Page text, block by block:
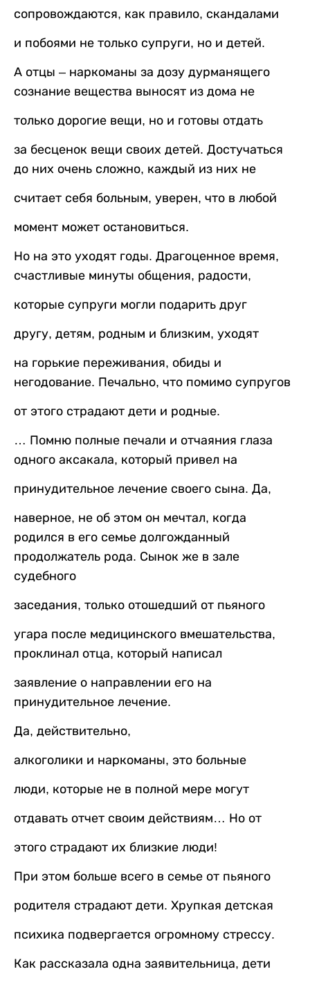
сопровождаются, как правило, скандалами
и побоями не только супруги, но и детей.
А отцы – наркоманы за дозу дурманящего
сознание вещества выносят из дома не
только дорогие вещи, но и готовы отдать
за бесценок вещи своих детей. Достучаться
до них очень сложно, каждый из них не
считает себя больным, уверен, что в любой
момент может остановиться.
Но на это уходят годы. Драгоценное время,
счастливые минуты общения, радости,
которые супруги могли подарить друг
другу, детям, родным и близким, уходят
на горькие переживания, обиды и
негодование. Печально, что помимо супругов
от этого страдают дети и родные.
… Помню полные печали и отчаяния глаза
одного аксакала, который привел на
принудительное лечение своего сына. Да,
наверное, не об этом он мечтал, когда
родился в его семье долгожданный
продолжатель рода. Сынок же в зале
судебного
заседания, только отошедший от пьяного
угара после медицинского вмешательства,
проклинал отца, который написал
заявление о направлении его на
принудительное лечение.
Да, действительно,
алкоголики и наркоманы, это больные
люди, которые не в полной мере могут
отдавать отчет своим действиям… Но от
этого страдают их близкие люди!
При этом больше всего в семье от пьяного
родителя страдают дети. Хрупкая детская
психика подвергается огромному стрессу.
Как рассказала одна заявительница, дети